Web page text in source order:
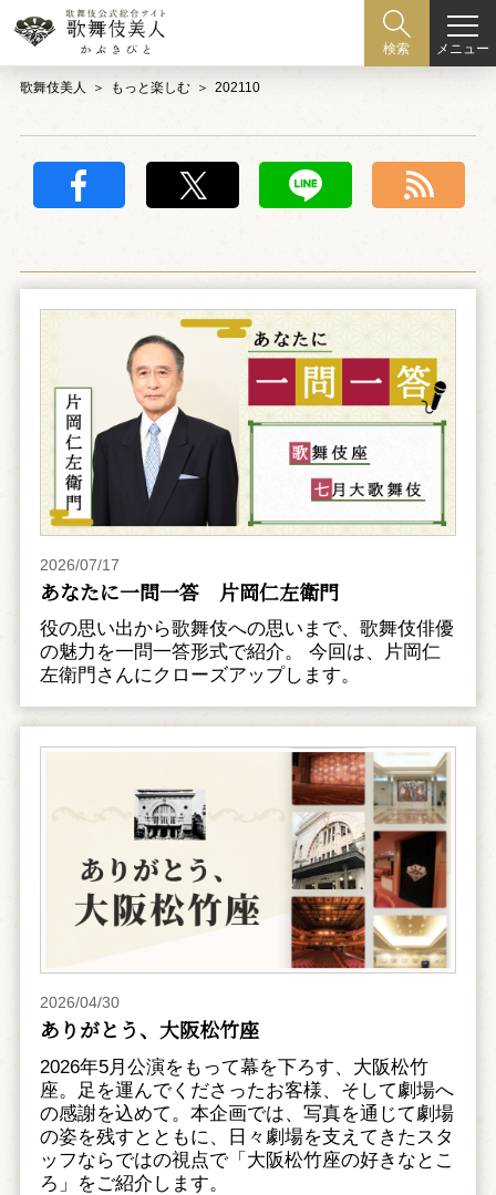
検索 メニュー
歌舞伎美人 もっと楽しむ 202110
2026/07/17
あなたに一問一答 片岡仁左衛門
役の思い出から歌舞伎への思いまで、歌舞伎俳優
の魅力を一問一答形式で紹介。 今回は、片岡仁
左衛門さんにクローズアップします。
2026/04/30
ありがとう、大阪松竹座
2026年5月公演をもって幕を下ろす、大阪松竹
座。足を運んでくださったお客様、そして劇場へ
の感謝を込めて。本企画では、写真を通じて劇場
の姿を残すとともに、日々劇場を支えてきたスタ
ッフならではの視点で「大阪松竹座の好きなとこ
ろ」をご紹介します。